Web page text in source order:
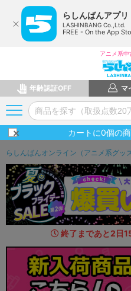
らしんばんアプリ
LASHINBANG Co.,Ltd.
FREE - On the App
アニメ系中
年齢認証OFF マ
カートに0個の
らしんばんオンライン（アニメ系グッ
終了まであと2日